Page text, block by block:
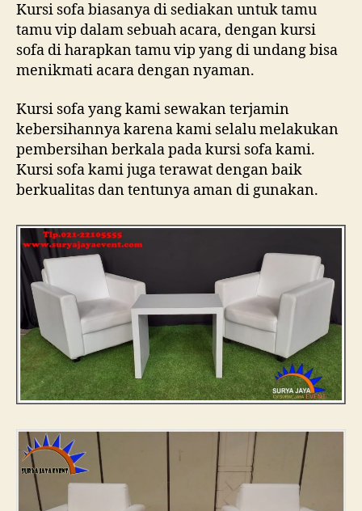
Kursi sofa biasanya di sediakan untuk tamu
tamu vip dalam sebuah acara, dengan kursi
sofa di harapkan tamu vip yang di undang bisa
menikmati acara dengan nyaman.
Kursi sofa yang kami sewakan terjamin
kebersihannya karena kami selalu melakukan
pembersihan berkala pada kursi sofa kami.
Kursi sofa kami juga terawat dengan baik
berkualitas dan tentunya aman di gunakan.